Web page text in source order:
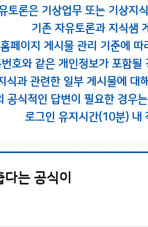
토론은 기상업무 또는 기상지
기존 자유토론과 지식샘
페이지 게시물 관리 기준에
호와 같은 개인정보가 포함
식과 관련한 일부 게시물에 대
공식적인 답변이 필요한 경우
로그인 유지시간(10분) 내
는 공식이